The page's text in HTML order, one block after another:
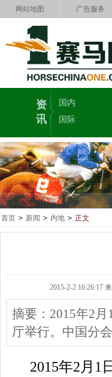
网站地图 广告服务
资
讯
国内
国际
首页 > 新闻 > 内地 > 正文
2015-2-2 16:26:17
摘要：2015年2
厅举行。中国分
2015年2月1